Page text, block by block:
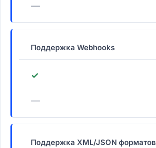
—
Поддержка Webhooks
✓
—
Поддержка XML/JSON форматов